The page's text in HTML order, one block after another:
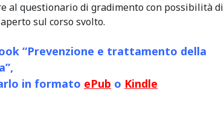
al questionario di gradimento con possibilità di
sul corso svolto.
“Prevenzione e trattamento della
”,
in formato ePub o Kindle